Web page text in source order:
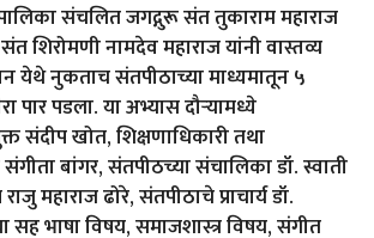
संचलित जगद्गुरू संत तुकाराम महाराज
शिरोमणी नामदेव महाराज यांनी वास्तव्य
येथे नुकताच संतपीठाच्या माध्यमातून ५
पार पडला. या अभ्यास दौऱ्यामध्ये
संदीप खोत, शिक्षणाधिकारी तथा
बांगर, संतपीठच्या संचालिका डॉ. स्वाती
महाराज ढोरे, संतपीठाचे प्राचार्य डॉ.
सह भाषा विषय, समाजशास्त्र विषय, संगीत